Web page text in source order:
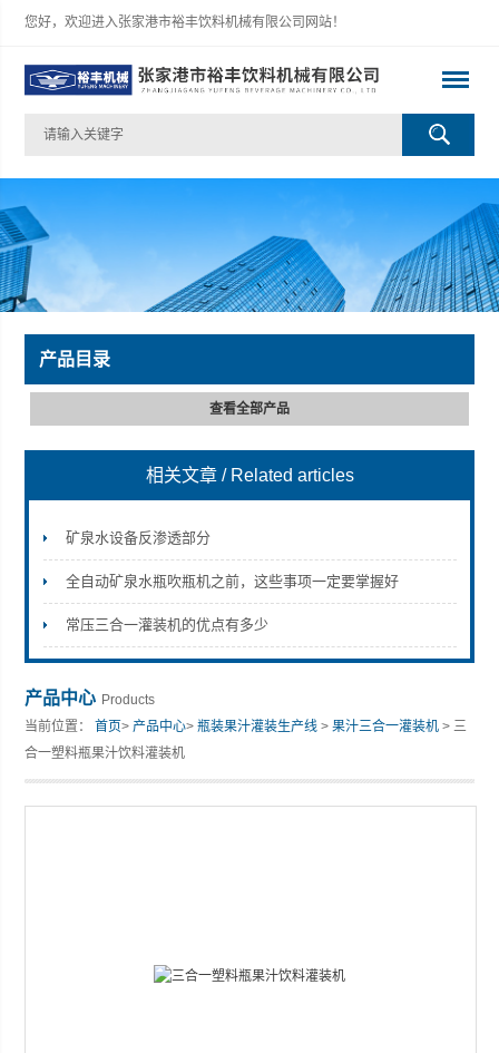
您好，欢迎进入张家港市裕丰饮料机械有限公司网站！
张家港市裕丰饮料机械有限公司
产品目录
查看全部产品
相关文章 / Related articles
矿泉水设备反渗透部分
全自动矿泉水瓶吹瓶机之前，这些事项一定要掌握好
常压三合一灌装机的优点有多少
产品中心 Products
当前位置：首页>产品中心>瓶装果汁灌装生产线 >果汁三合一灌装机 > 三
合一塑料瓶果汁饮料灌装机